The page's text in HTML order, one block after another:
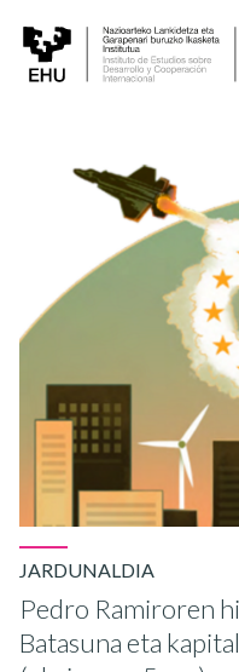
JARDUNALDIA
Pedro Ramiroren
Batasuna eta